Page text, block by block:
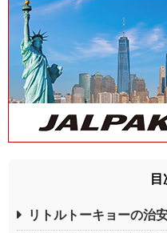
目
リトルトーキョーの治